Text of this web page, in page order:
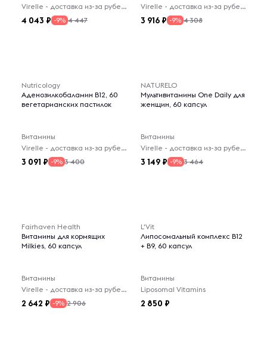
Virelle - доставка из-за рубежа
4 043 -9% 4 447
Virelle - доставка из-за рубежа
3 916 -9% 4 308
Nutricology
Аденозилкобаламин B12, 60
вегетарианских пастилок
Витамины
Virelle - доставка из-за рубежа
3 091 -9% 3 400
NATURELO
Мультивитамины One Daily для
женщин, 60 капсул
Витамины
Virelle - доставка из-за рубежа
3 149 -9% 3 464
Fairhaven Health
Витамины для кормящих
Milkies, 60 капсул
Витамины
Virelle - доставка из-за рубежа
2 642 -9% 2 906
L'Vit
Липосомальный комплекс В12
+ В9, 60 капсул
Витамины
Liposomal Vitamins
2 850